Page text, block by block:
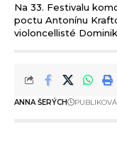
Na 33. Festivalu
poctu Antonínu
violoncellisté
ANNA ŠERÝCH